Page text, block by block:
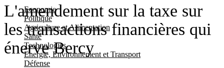
Economie
Politique
Agriculture et Alimentation
Santé
Technologies
Energie, Environnement et Transport
Défense
L'amendement sur la taxe sur
les transactions financières qui
énerve Bercy